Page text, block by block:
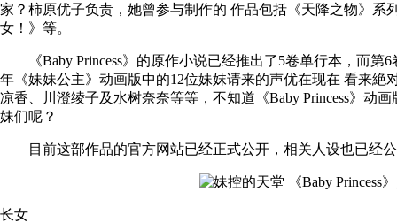
家？柿原优子负责，她曾参与制作的 作品包括《天降之物》系
女！》等。
《Baby Princess》的原作小说已经推出了5卷单行本，而第6
年《妹妹公主》动画版中的12位妹妺请来的声优在现在 看来絶
凉香、川澄绫子及水树奈奈等等，不知道《Baby Princess》动
妹们呢？
目前这部作品的官方网站已经正式公开，相关人设也已经公
长女